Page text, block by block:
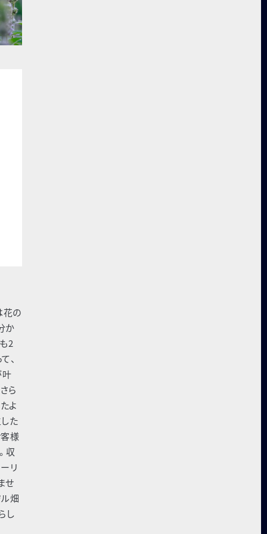
花の
か
2
、
叶
ら
よ
た
様
収
リ
せ
畑
し